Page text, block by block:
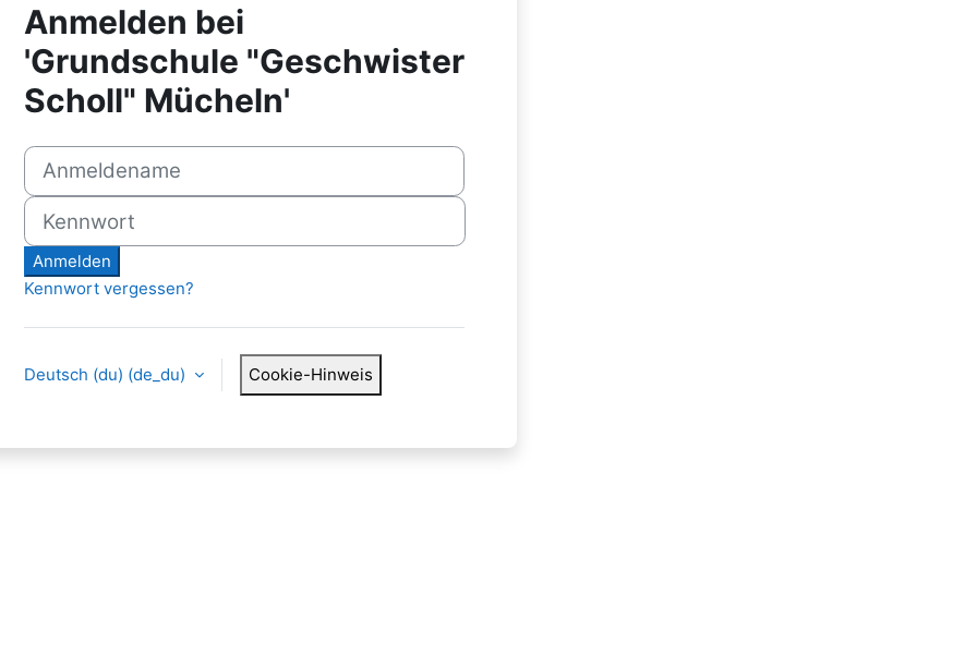
Anmelden bei
'Grundschule "Geschwister
Scholl" Mücheln'
Anmeldename
Kennwort
Anmelden
Kennwort vergessen?
Deutsch (du) ‎(de_du)‎ Cookie-Hinweis